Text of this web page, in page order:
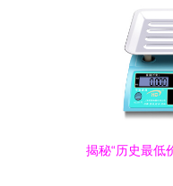
揭秘“历史最低